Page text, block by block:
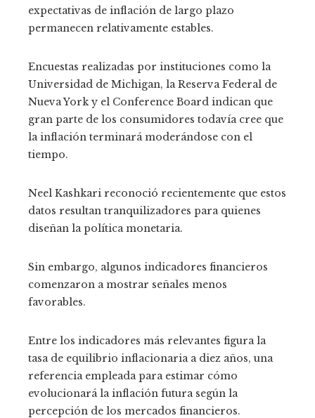
expectativas de inflación de largo plazo
permanecen relativamente estables.
Encuestas realizadas por instituciones como la
Universidad de Michigan, la Reserva Federal de
Nueva York y el Conference Board indican que
gran parte de los consumidores todavía cree que
la inflación terminará moderándose con el
tiempo.
Neel Kashkari reconoció recientemente que estos
datos resultan tranquilizadores para quienes
diseñan la política monetaria.
Sin embargo, algunos indicadores financieros
comenzaron a mostrar señales menos
favorables.
Entre los indicadores más relevantes figura la
tasa de equilibrio inflacionaria a diez años, una
referencia empleada para estimar cómo
evolucionará la inflación futura según la
percepción de los mercados financieros.